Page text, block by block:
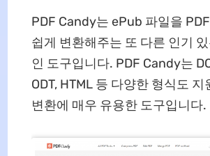
PDF Candy는 ePub 파일을
쉽게 변환해주는 또 다른 인기
인 도구입니다. PDF Candy는
ODT, HTML 등 다양한 형식도 지
변환에 매우 유용한 도구입니다.